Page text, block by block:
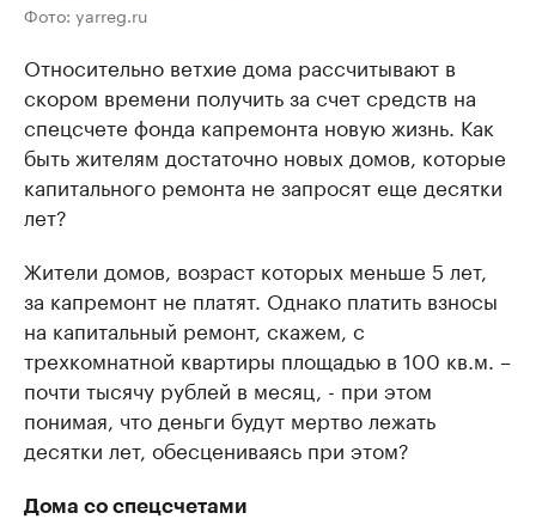
Фото: yarreg.ru
Относительно ветхие дома рассчитывают в
скором времени получить за счет средств на
спецсчете фонда капремонта новую жизнь. Как
быть жителям достаточно новых домов, которые
капитального ремонта не запросят еще десятки
лет?
Жители домов, возраст которых меньше 5 лет,
за капремонт не платят. Однако платить взносы
на капитальный ремонт, скажем, с
трехкомнатной квартиры площадью в 100 кв.м. –
почти тысячу рублей в месяц, - при этом
понимая, что деньги будут мертво лежать
десятки лет, обесцениваясь при этом?
Дома со спецсчетами